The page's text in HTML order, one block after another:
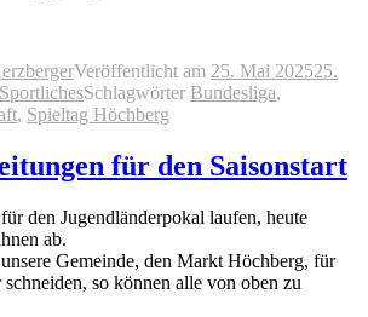
Veröffentlicht am 25. Mai 202525.
SportlichesSchlagwörter Bundesliga,
, Spieltag Höchberg
für den Saisonstart
den Jugendländerpokal laufen, heute
ab.
Gemeinde, den Markt Höchberg, für
so können alle von oben zu